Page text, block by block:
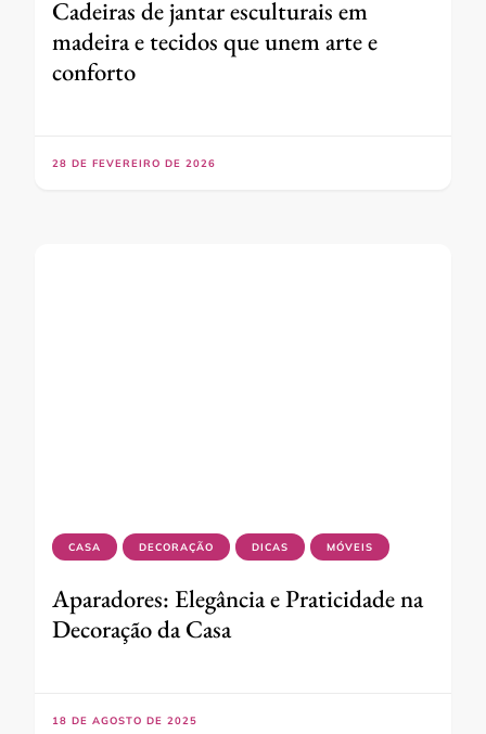
Cadeiras de jantar esculturais em
madeira e tecidos que unem arte e
conforto
28 DE FEVEREIRO DE 2026
CASA DECORAÇÃO DICAS MÓVEIS
Aparadores: Elegância e Praticidade na
Decoração da Casa
18 DE AGOSTO DE 2025